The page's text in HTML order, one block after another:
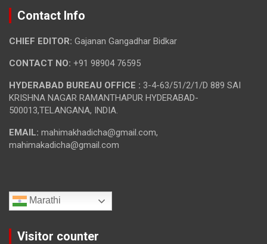
Contact Info
CHIEF EDITOR: Gajanan Gangadhar Bidkar
CONTACT NO: +91 98904 76595
HYDERABAD BUREAU OFFICE : 3-4-63/51/2/1/D 889 SAI
KRISHNA NAGAR RAMANTHAPUR HYDERABAD-
500013,TELANGANA, INDIA.
EMAIL: mahimakhadicha@gmail.com,
mahimakadicha@gmail.com
Marathi
Visitor counter